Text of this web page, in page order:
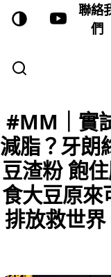
聯絡
們
#MM｜實
減脂？牙朗
豆渣粉 飽
食大豆原來
排放救世界